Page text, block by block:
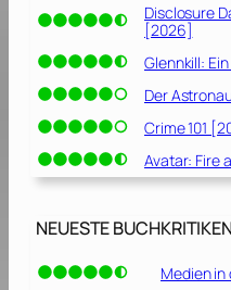
Disclosure
[2026]
Glennkill:
Der
Crime 101
Avatar: Fire
NEUESTE
Medien